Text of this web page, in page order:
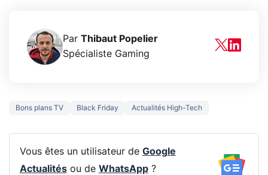
Par Thibaut Popelier
Spécialiste Gaming
Bons plans TV Black Friday Actualités High-Tech
Vous êtes un utilisateur de Google
Actualitésou de WhatsApp?